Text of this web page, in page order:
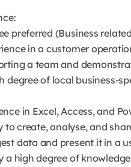
preferred (Business
in a customer
a team and
degree of local business-
in Excel, Access, and
to create, analyse, and
data and present it in a
a high degree of